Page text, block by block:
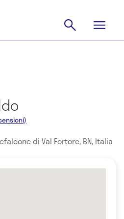
di Val Fortore, BN, Italia